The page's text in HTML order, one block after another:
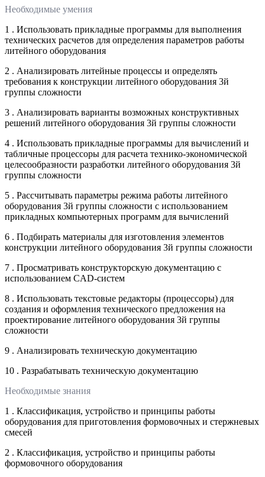
Необходимые умения
1 . Использовать прикладные программы для выполнения
технических расчетов для определения параметров работы
литейного оборудования
2 . Анализировать литейные процессы и определять
требования к конструкции литейного оборудования 3й
группы сложности
3 . Анализировать варианты возможных конструктивных
решений литейного оборудования 3й группы сложности
4 . Использовать прикладные программы для вычислений и
табличные процессоры для расчета технико-экономической
целесообразности разработки литейного оборудования 3й
группы сложности
5 . Рассчитывать параметры режима работы литейного
оборудования 3й группы сложности с использованием
прикладных компьютерных программ для вычислений
6 . Подбирать материалы для изготовления элементов
конструкции литейного оборудования 3й группы сложности
7 . Просматривать конструкторскую документацию с
использованием CAD-систем
8 . Использовать текстовые редакторы (процессоры) для
создания и оформления технического предложения на
проектирование литейного оборудования 3й группы
сложности
9 . Анализировать техническую документацию
10 . Разрабатывать техническую документацию
Необходимые знания
1 . Классификация, устройство и принципы работы
оборудования для приготовления формовочных и стержневых
смесей
2 . Классификация, устройство и принципы работы
формовочного оборудования